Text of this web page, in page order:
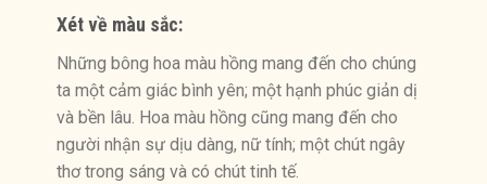
Xét về màu sắc:
Những bông hoa màu hồng mang đến cho chúng
ta một cảm giác bình yên; một hạnh phúc giản dị
và bền lâu. Hoa màu hồng cũng mang đến cho
người nhận sự dịu dàng, nữ tính; một chút ngây
thơ trong sáng và có chút tinh tế.